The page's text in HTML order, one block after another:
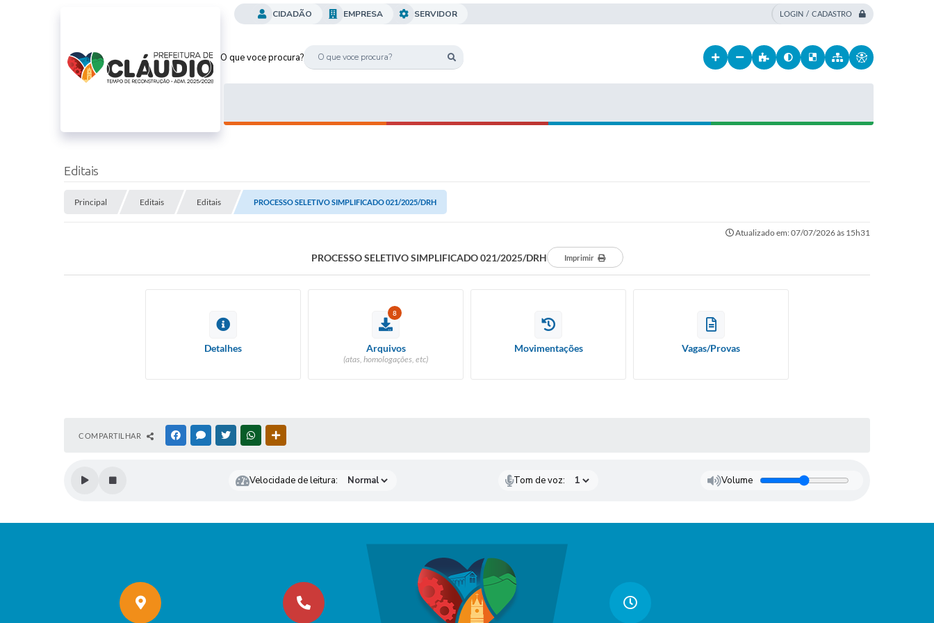
LOGIN / CADASTRO
O que voce procura?
CIDADÃO EMPRESA SERVIDOR
Editais
Principal Editais Editais PROCESSO SELETIVO SIMPLIFICADO 021/2025/DRH
Atualizado em: 07/07/2026 às 15h31
PROCESSO SELETIVO SIMPLIFICADO 021/2025/DRH Imprimir
Detalhes
8
Arquivos
(atas, homologações, etc)
Movimentações Vagas/Provas
COMPARTILHAR FACEBOOKMESSENGER
TWITTERWHATSAPP
Velocidade de leitura: Tom de voz: Volume